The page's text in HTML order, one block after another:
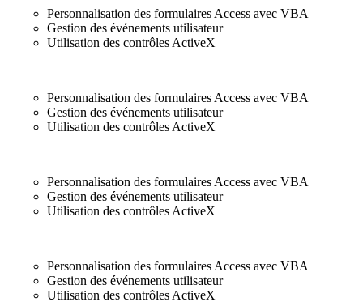
Personnalisation des formulaires Access avec VBA
Gestion des événements utilisateur
Utilisation des contrôles ActiveX
|
Personnalisation des formulaires Access avec VBA
Gestion des événements utilisateur
Utilisation des contrôles ActiveX
|
Personnalisation des formulaires Access avec VBA
Gestion des événements utilisateur
Utilisation des contrôles ActiveX
|
Personnalisation des formulaires Access avec VBA
Gestion des événements utilisateur
Utilisation des contrôles ActiveX